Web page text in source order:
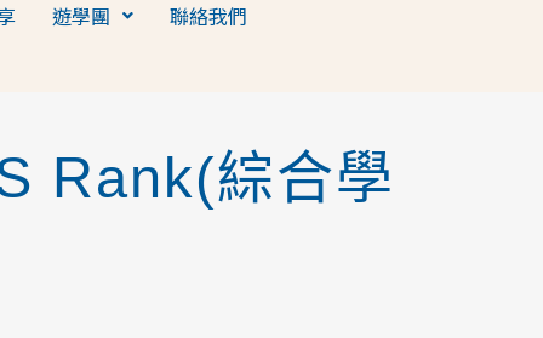
遊學團 聯絡我們
Rank(綜合學